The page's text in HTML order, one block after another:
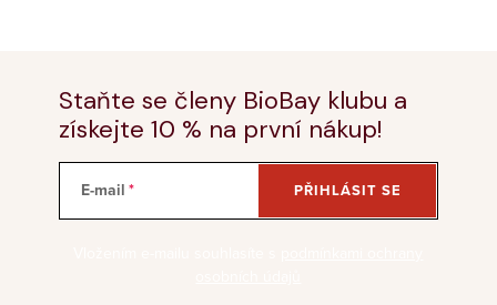
Staňte se členy BioBay klubu a
získejte 10 % na první nákup!
E-mail PŘIHLÁSIT SE